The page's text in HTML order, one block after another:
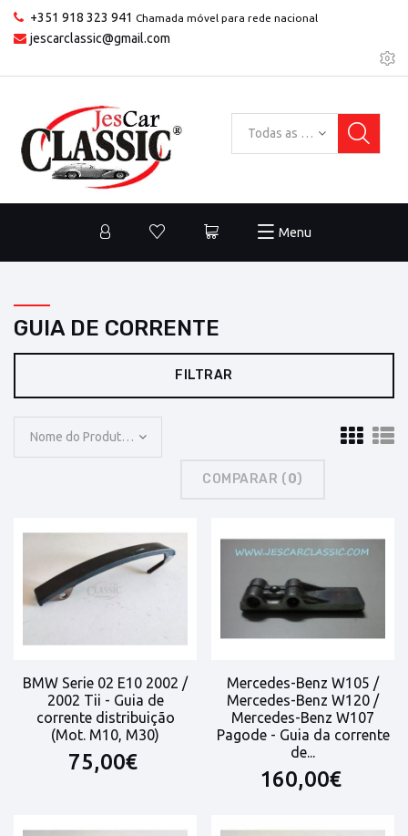
+351 918 323 941 Chamada móvel para rede nacional
jescarclassic@gmail.com
Todas as categorias
Menu
GUIA DE CORRENTE
FILTRAR
Nome do Produto: A a Z
COMPARAR (0)
BMW Serie 02 E10 2002 /
2002 Tii - Guia de
corrente distribuição
(Mot. M10, M30)
75,00€
Mercedes-Benz W105 /
Mercedes-Benz W120 /
Mercedes-Benz W107
Pagode - Guia da corrente
de...
160,00€